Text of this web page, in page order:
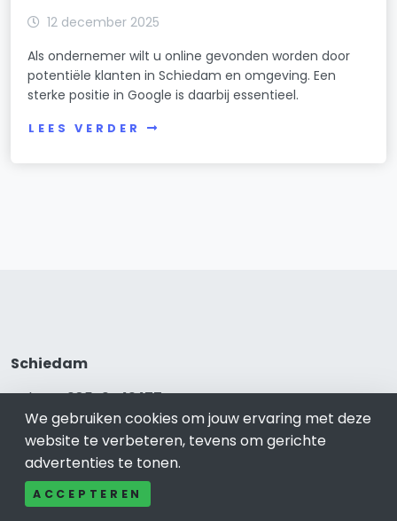
12 december 2025
Als ondernemer wilt u online gevonden worden door
potentiële klanten in Schiedam en omgeving. Een
sterke positie in Google is daarbij essentieel.
LEES VERDER
Schiedam
Bel ons: 085-04 10 177
Contact
Adverteren
Over ons
Cookieverklaring
Avg
We gebruiken cookies om jouw ervaring met deze
website te verbeteren, tevens om gerichte
advertenties te tonen.
ACCEPTEREN